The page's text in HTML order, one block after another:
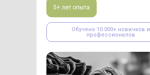
Обучено 10 000+ новичков и
профессионалов
5+ лет опыта